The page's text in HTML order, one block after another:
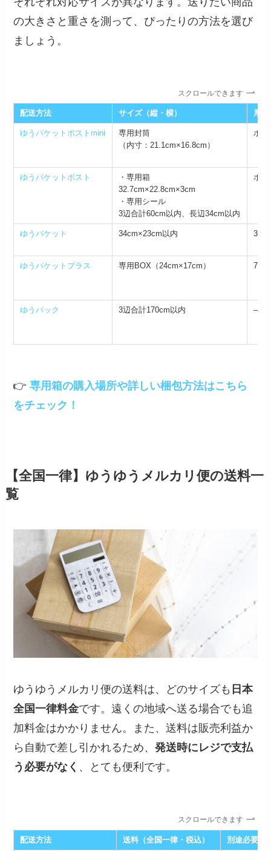
の大きさと重さを測って、ぴったりの方法を選び
ましょう。
スクロールできます
配送方法 サイズ（縦・横） 厚さ
ゆうパケットポストmini
専用封筒
（内寸：21.1cm×16.8cm）
ポス
ゆうパケットポスト
・専用箱
32.7cm×22.8cm×3cm
・専用シール
3辺合計60cm以内、長辺34cm以内
ポス
ゆうパケット 34cm×23cm以内 3cm
ゆうパケットプラス 専用BOX（24cm×17cm） 7cm
ゆうパック 3辺合計170cm以内 –
👉専用箱の購入場所や詳しい梱包方法はこちら
をチェック！
【全国一律】ゆうゆうメルカリ便の送料一
覧
ゆうゆうメルカリ便の送料は、どのサイズも 日本
全国一律料金です。遠くの地域へ送る場合でも追
加料金はかかりません。また、送料は販売利益か
ら自動で差し引かれるため、発送時にレジで支払
う必要がなく 、とても便利です。
スクロールできます
配送方法 送料（全国一律・税込） 別途必要な